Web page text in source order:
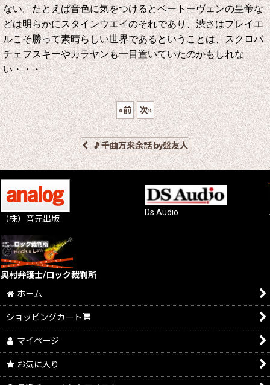
ない。たとえば音色に気をつけるとベートーヴェンの皇帝な
どは明らかにスタインウエイのそれであり、渋さはプレイエ
ルこそ勝って素晴らしい世界であるということは、スクロバ
チェフスキーやカラヤンも一目置いていたのかもしれな
い・・・
«前 次»
🎵千曲万来余話 by盤友人
（株）音元出版
Ds Audio
奥村弁護士/ロック裁判所
ホーム
ショッピングカート
マイページ
お気に入り